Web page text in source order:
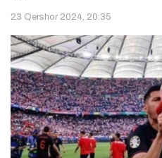
23 Qershor 2024, 20:35